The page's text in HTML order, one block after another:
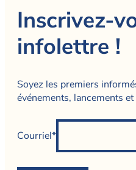
Inscrivez-
infolettre !
Soyez les premiers
événements, lancements
Courriel*